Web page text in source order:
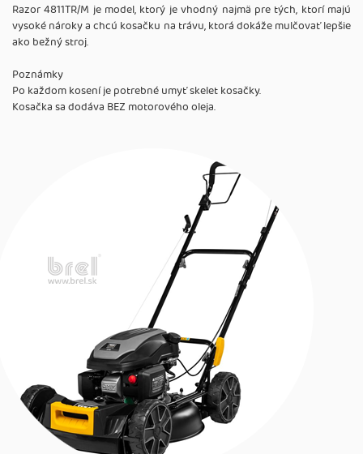
Razor 4811TR/M je model, ktorý je vhodný najmä pre tých, ktorí majú
vysoké nároky a chcú kosačku na trávu, ktorá dokáže mulčovať lepšie
ako bežný stroj.
Poznámky
Po každom kosení je potrebné umyť skelet kosačky.
Kosačka sa dodáva BEZ motorového oleja.